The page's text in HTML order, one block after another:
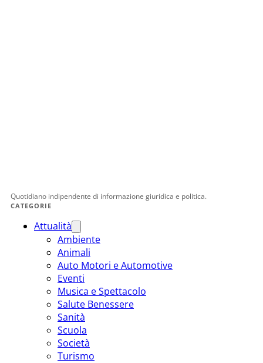
Quotidiano indipendente di informazione giuridica e politica.
CATEGORIE
Attualità
Ambiente
Animali
Auto Motori e Automotive
Eventi
Musica e Spettacolo
Salute Benessere
Sanità
Scuola
Società
Turismo